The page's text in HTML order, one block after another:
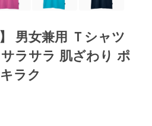
男女兼用 Ｔシャツ
ラサラ 肌ざわり ポ
ラク